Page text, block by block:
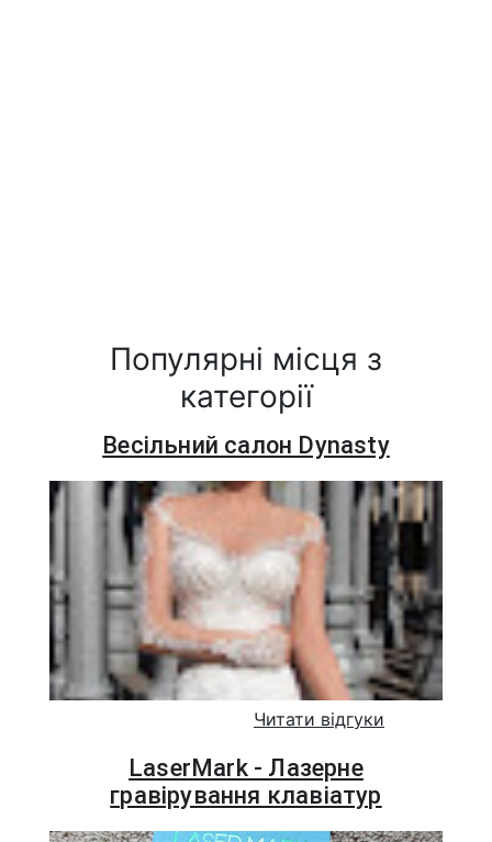
Популярні місця з
категорії
Весільний салон Dynasty
Читати відгуки
LaserMark - Лазерне
гравірування клавіатур